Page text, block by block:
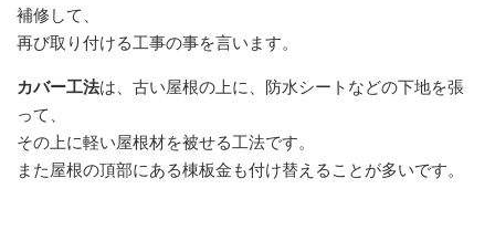
補修して、
再び取り付ける工事の事を言います。
カバー工法は、古い屋根の上に、防水シートなどの下地を張
って、
その上に軽い屋根材を被せる工法です。
また屋根の頂部にある棟板金も付け替えることが多いです。